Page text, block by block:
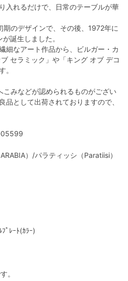
）/パラティッシ（Paratiisi）
ﾟﾚｰﾄ(ｶﾗｰ)
。
入れるだけで、日常のテーブルが華
期のデザインで、その後、1972年に
誕生しました。
細なアート作品から、ビルガー・カ
セラミック」や「キング オブ デコ
。
みなどが認められるものがござい
品として出荷されておりますので、